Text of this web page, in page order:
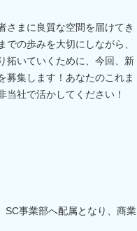
さまに良質な空間を届けてき
での歩みを大切にしながら、
拓いていくために、今回、新
募集します！あなたのこれま
当社で活かしてください！
SC事業部へ配属となり、商業